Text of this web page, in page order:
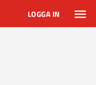
LOGGA IN